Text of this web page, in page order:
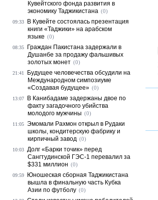
Кувейтского фонда развития в
экономику Таджикистана (0)
09:33
В Кувейте состоялась презентация
книги «Таджики» на арабском
языке (0)
08:35
Граждан Пакистана задержали в
Душанбе за продажу фальшивых
золотых монет (0)
21:41
Будущее человечества обсудили на
Международном симпозиуме
«Создавая будущее» (0)
13:07
В Канибадаме задержаны двое по
факту загадочного убийства
молодого мужчины (0)
11:05 Эмомали Рахмон открыл в Рудаки
школы, кондитерскую фабрику и
кирпичный завод (0)
10:03 Долг «Барки точик» перед
Сангтудинской ГЭС-1 перевалил за
$331 миллион (0)
09:59
Юношеская сборная Таджикистана
вышла в финальную часть Кубка
Азии по футболу (0)